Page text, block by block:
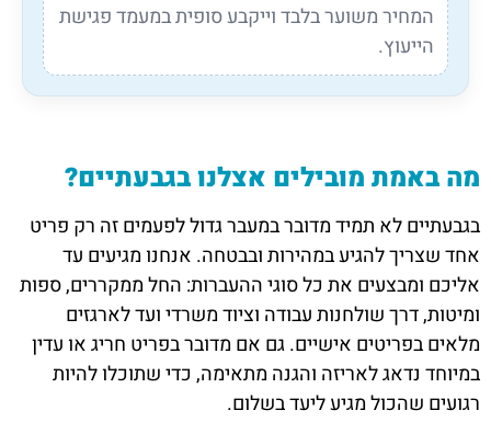
המחיר משוער בלבד וייקבע סופית במעמד פגישת
הייעוץ.
מה באמת מובילים אצלנו בגבעתיים?
בגבעתיים לא תמיד מדובר במעבר גדול לפעמים זה רק פריט
אחד שצריך להגיע במהירות ובבטחה. אנחנו מגיעים עד
אליכם ומבצעים את כל סוגי ההעברות: החל ממקררים, ספות
ומיטות, דרך שולחנות עבודה וציוד משרדי ועד לארגזים
מלאים בפריטים אישיים. גם אם מדובר בפריט חריג או עדין
במיוחד נדאג לאריזה והגנה מתאימה, כדי שתוכלו להיות
רגועים שהכול מגיע ליעד בשלום.